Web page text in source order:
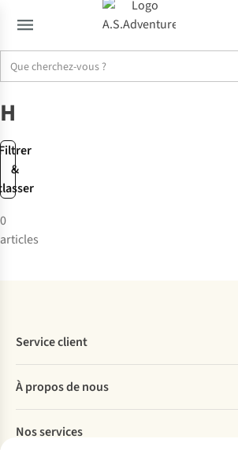
&
Happyrainydays
0
articles
Service client
Commander
Payer
Livraison
À propos de nous
Explore More
Nos services